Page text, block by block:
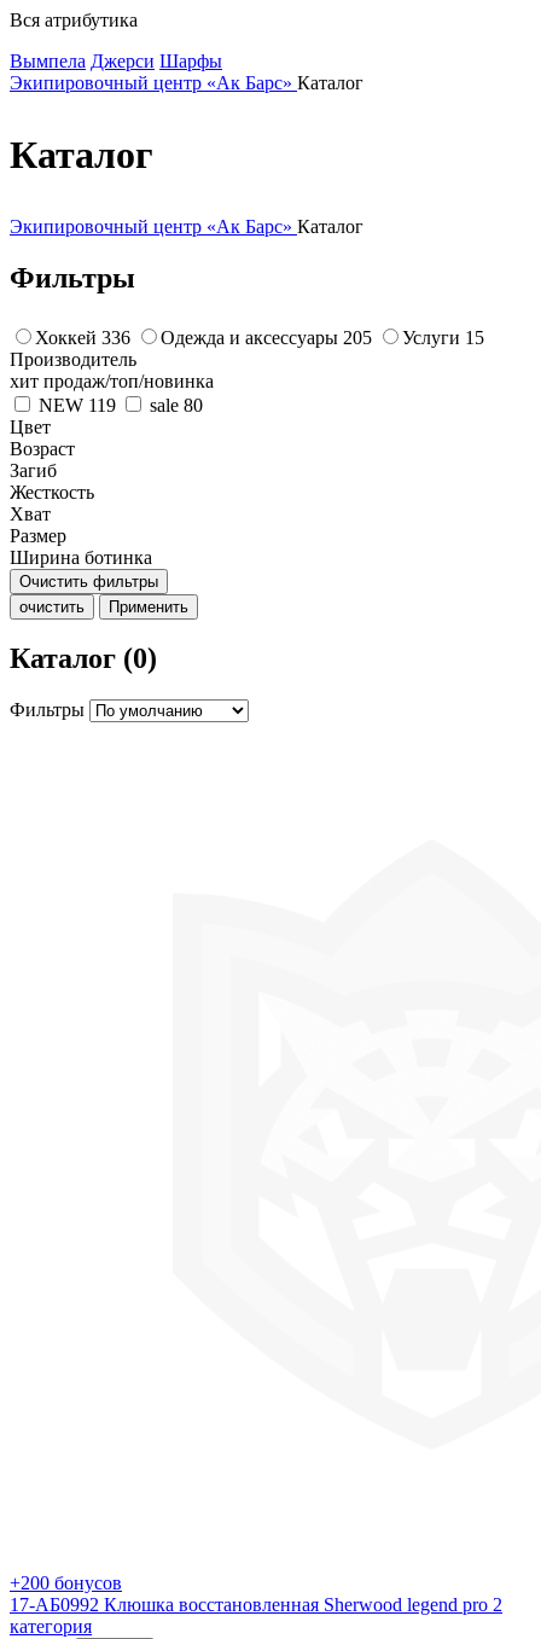
Вся атрибутика
Вымпела Джерси Шарфы
Экипировочный центр «Ак Барс» Каталог
Каталог
Экипировочный центр «Ак Барс» Каталог
Фильтры
Хоккей 336 Одежда и аксессуары 205 Услуги 15
Производитель
хит продаж/топ/новинка
NEW 119 sale 80
Цвет
Возраст
Загиб
Жесткость
Хват
Размер
Ширина ботинка
Очистить фильтры
очистить
Применить
Каталог (0)
Фильтры
+200 бонусов
17-АБ0992 Клюшка восстановленная Sherwood legend pro 2
категория